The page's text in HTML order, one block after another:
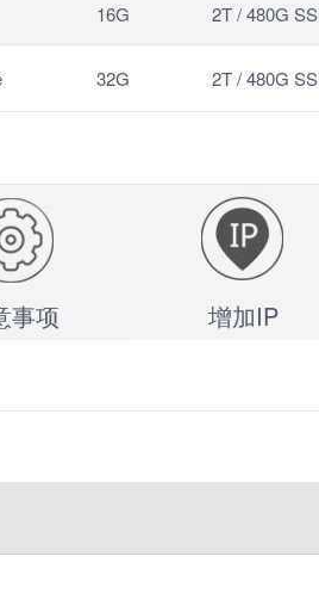
16G 2T / 480G
32G 2T / 480G
事项 增加IP